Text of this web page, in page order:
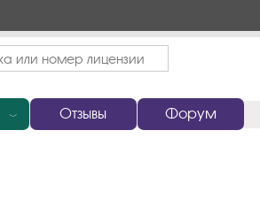
﹀ Отзывы Форум